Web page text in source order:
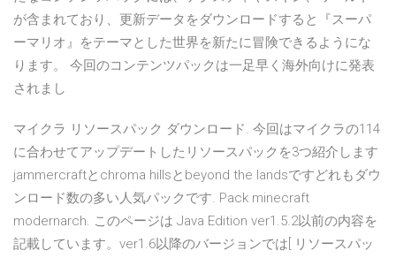
が含まれており、更新データをダウンロードすると『スーパ
ーマリオ』をテーマとした世界を新たに冒険できるようにな
ります。 今回のコンテンツパックは一足早く海外向けに発表
されまし
マイクラ リソースパック ダウンロード. 今回はマイクラの114
に合わせてアップデートしたリソースパックを3つ紹介します
jammercraftとchroma hillsとbeyond the landsですどれもダウ
ンロード数の多い人気パックです. Pack minecraft
modernarch. このページは Java Edition ver1.5.2以前の内容を
記載しています。ver1.6以降のバージョンでは[ リソースパッ